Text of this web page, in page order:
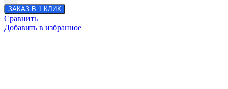
ЗАКАЗ В 1 КЛИК
Сравнить
Добавить в избранное